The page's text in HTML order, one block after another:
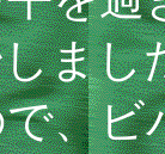
まし
、ビ